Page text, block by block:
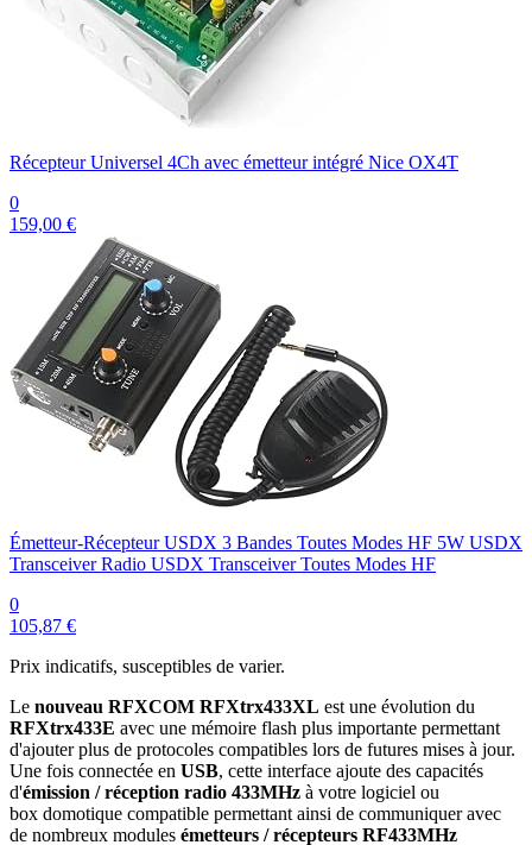
Récepteur Universel 4Ch avec émetteur intégré Nice OX4T
0
159,00 €
Émetteur-Récepteur USDX 3 Bandes Toutes Modes HF 5W USDX
Transceiver Radio USDX Transceiver Toutes Modes HF
0
105,87 €
Prix indicatifs, susceptibles de varier.
Le nouveau RFXCOM RFXtrx433XL est une évolution du
RFXtrx433E avec une mémoire flash plus importante permettant
d'ajouter plus de protocoles compatibles lors de futures mises à jour.
Une fois connectée en USB, cette interface ajoute des capacités
d'émission / réception radio 433MHz à votre logiciel ou
box domotique compatible permettant ainsi de communiquer avec
de nombreux modules émetteurs / récepteurs RF433MHz